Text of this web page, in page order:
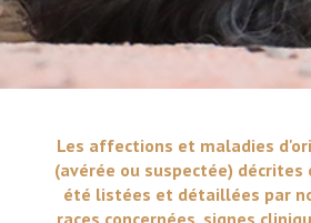
Les affections et maladies
(avérée ou suspectée) décrites
été listées et détaillées par
races concernées, signes